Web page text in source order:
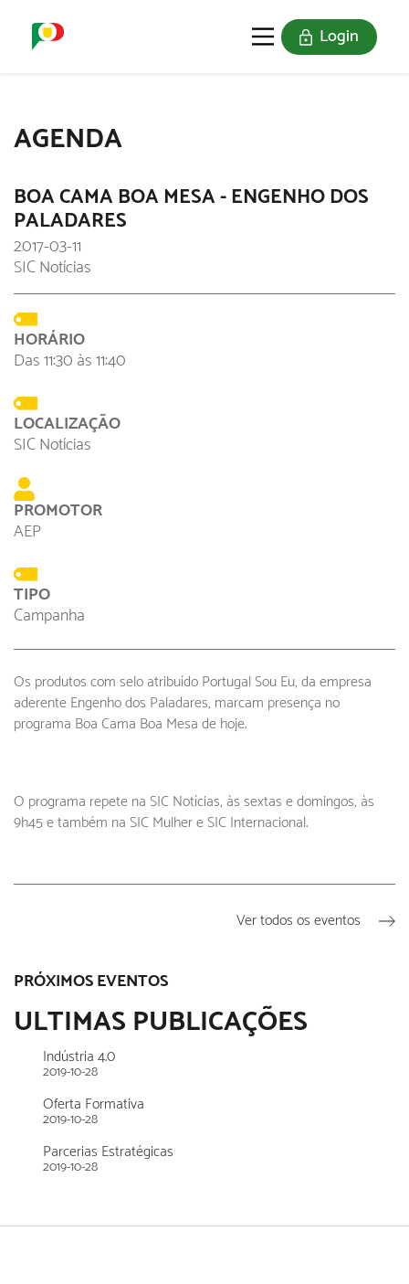
Login
AGENDA
BOA CAMA BOA MESA - ENGENHO DOS
PALADARES
2017-03-11
SIC Notícias
HORÁRIO
Das 11:30 às 11:40
LOCALIZAÇÃO
SIC Notícias
PROMOTOR
AEP
TIPO
Campanha
Os produtos com selo atribuído Portugal Sou Eu, da empresa
aderente Engenho dos Paladares, marcam presença no
programa Boa Cama Boa Mesa de hoje.
O programa repete na SIC Notícias, às sextas e domingos, às
9h45 e também na SIC Mulher e SIC Internacional.
Ver todos os eventos
PRÓXIMOS EVENTOS
ULTIMAS PUBLICAÇÕES
Indústria 4.0
2019-10-28
Oferta Formativa
2019-10-28
Parcerias Estratégicas
2019-10-28